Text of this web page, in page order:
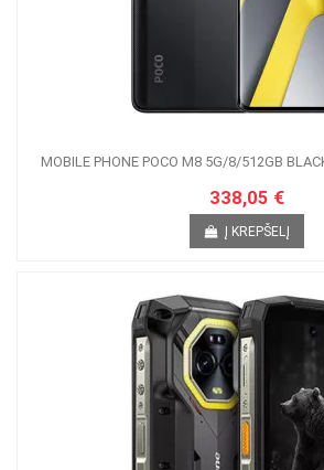
MOBILE PHONE POCO M8 5G/8/512GB
338,05 €
Į KREPŠELĮ